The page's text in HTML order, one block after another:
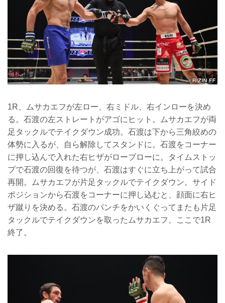
1R、ムサカエフが左ロー、右ミドル、右インローを決め
る。石渡の左ストレートがアゴにヒット。ムサカエフが両
足タックルでテイクダウン成功。石渡は下から三角絞めの
体勢に入るが、自ら解除してスタンドに。石渡をコーナー
に押し込んで入れた右ヒザがローブローに。タイムストッ
プで石渡の回復を待つが、石渡はすぐに立ち上がって試合
再開。ムサカエフが片足タックルでテイクダウン。サイド
ポジションから石渡をコーナーに押し込むと、顔面に右ヒ
ザ蹴りを決める。石渡のパンチをかいくぐってまたも片足
タックルでテイクダウンを取ったムサカエフ、ここで1R
終了。